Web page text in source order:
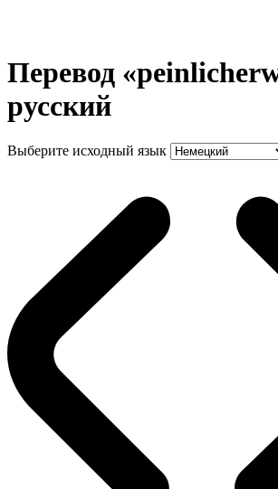
Перевод
русский
Выберите исходный язык